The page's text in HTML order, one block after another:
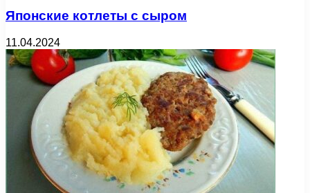
Японские котлеты с сыром
11.04.2024